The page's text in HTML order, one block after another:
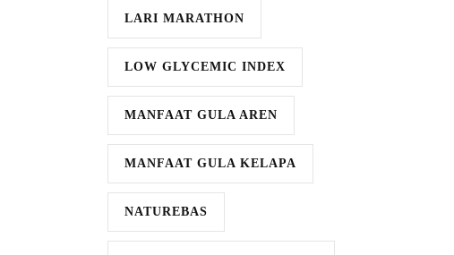
LARI MARATHON
LOW GLYCEMIC INDEX
MANFAAT GULA AREN
MANFAAT GULA KELAPA
NATUREBAS